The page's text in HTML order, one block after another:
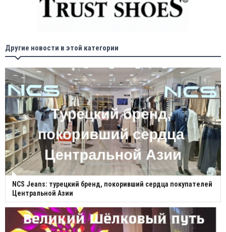
Другие новости в этой категории
NCS Jeans: турецкий бренд, покоривший сердца покупателей
Центральной Азии